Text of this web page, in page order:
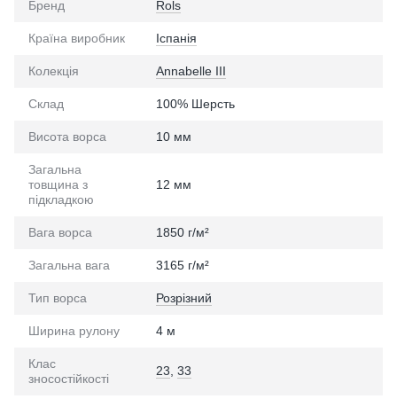
Бренд Rols
Країна виробник Іспанія
Колекція Annabelle III
Склад 100% Шерсть
Висота ворса 10 мм
Загальна
товщина з
підкладкою
12 мм
Вага ворса 1850 г/м²
Загальна вага 3165 г/м²
Тип ворса Розрізний
Ширина рулону 4 м
Клас
зносостійкості
23 33